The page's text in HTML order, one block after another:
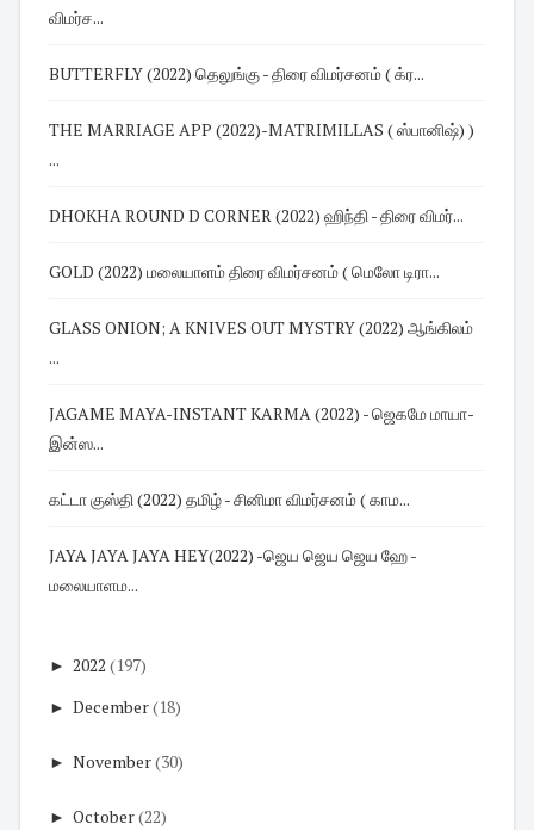
விமர்ச...
BUTTERFLY (2022) தெலுங்கு - திரை விமர்சனம் ( க்ர...
THE MARRIAGE APP (2022)-MATRIMILLAS ( ஸ்பானிஷ்) )
...
DHOKHA ROUND D CORNER (2022) ஹிந்தி - திரை விமர்...
GOLD (2022) மலையாளம் திரை விமர்சனம் ( மெலோ டிரா...
GLASS ONION; A KNIVES OUT MYSTRY (2022) ஆங்கிலம்
...
JAGAME MAYA-INSTANT KARMA (2022) - ஜெகமே மாயா-
இன்ஸ...
கட்டா குஸ்தி (2022) தமிழ் - சினிமா விமர்சனம் ( காம...
JAYA JAYA JAYA HEY(2022) -ஜெய ஜெய ஜெய ஹே -
மலையாளம...
► 2022 (197)
► December(18)
► November(30)
► October(22)